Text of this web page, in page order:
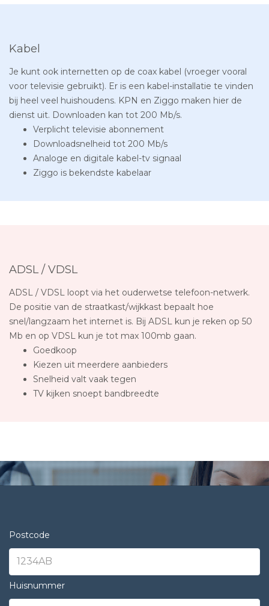
Kabel
Je kunt ook internetten op de coax kabel (vroeger vooral
voor televisie gebruikt). Er is een kabel-installatie te vinden
bij heel veel huishoudens. KPN en Ziggo maken hier de
dienst uit. Downloaden kan tot 200 Mb/s.
Verplicht televisie abonnement
Downloadsnelheid tot 200 Mb/s
Analoge en digitale kabel-tv signaal
Ziggo is bekendste kabelaar
ADSL / VDSL
ADSL / VDSL loopt via het ouderwetse telefoon-netwerk.
De positie van de straatkast/wijkkast bepaalt hoe
snel/langzaam het internet is. Bij ADSL kun je reken op 50
Mb en op VDSL kun je tot max 100mb gaan.
Goedkoop
Kiezen uit meerdere aanbieders
Snelheid valt vaak tegen
TV kijken snoept bandbreedte
Postcode
Huisnummer